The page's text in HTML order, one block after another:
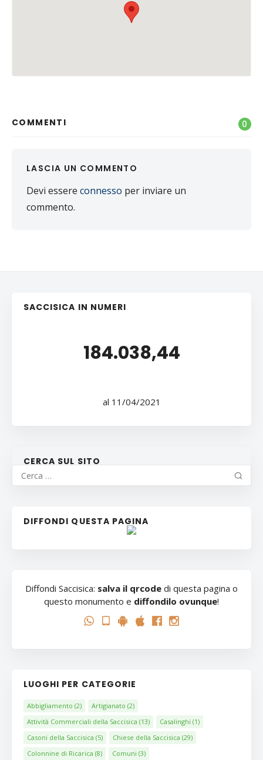
COMMENTI 0
LASCIA UN COMMENTO
Devi essere connesso per inviare un
commento.
SACCISICA IN NUMERI
184.038,44
al 11/04/2021
CERCA SUL SITO
DIFFONDI QUESTA PAGINA
Diffondi Saccisica: salva il qrcode di questa pagina o
questo monumento e diffondilo ovunque!
LUOGHI PER CATEGORIE
Abbigliamento (2) Artigianato (2)
Attività Commerciali della Saccisica (13) Casalinghi (1)
Casoni della Saccisica (5) Chiese della Saccisica (29)
Colonnine di Ricarica (8) Comuni (3)